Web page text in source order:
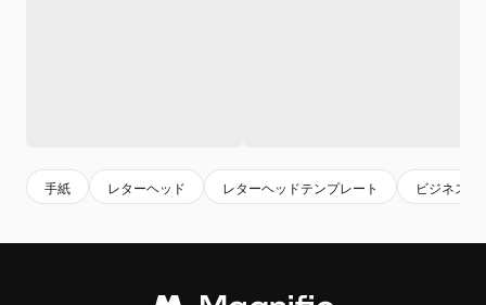
手紙 レターヘッド レターヘッドテンプレート ビジネスレ